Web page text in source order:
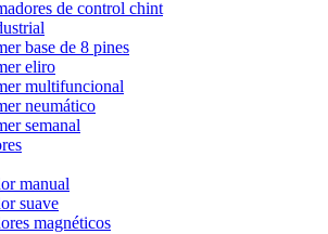
de control chint
base de 8 pines
eliro
multifuncional
neumático
semanal
manual
suave
magnéticos